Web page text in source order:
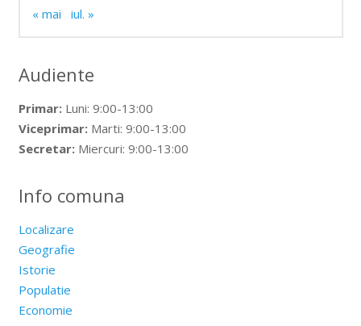
« mai iul. »
Audiente
Primar:Luni: 9:00-13:00
Viceprimar:Marti: 9:00-13:00
Secretar:Miercuri: 9:00-13:00
Info comuna
Localizare
Geografie
Istorie
Populatie
Economie